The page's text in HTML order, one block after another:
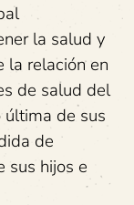
la salud y
la relación en
de salud del
de sus
de
sus hijos e